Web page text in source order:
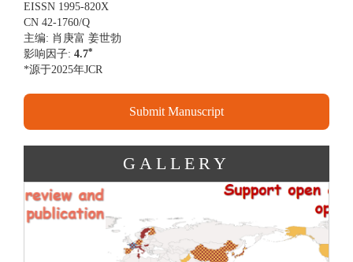
EISSN 1995-820X
CN 42-1760/Q
主编: 肖庚富 姜世勃
影响因子: 4.7*
*源于2025年JCR
Submit Manuscript
GALLERY